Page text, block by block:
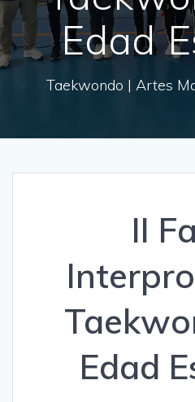
Edad
Taekwondo | Artes
II
Edad